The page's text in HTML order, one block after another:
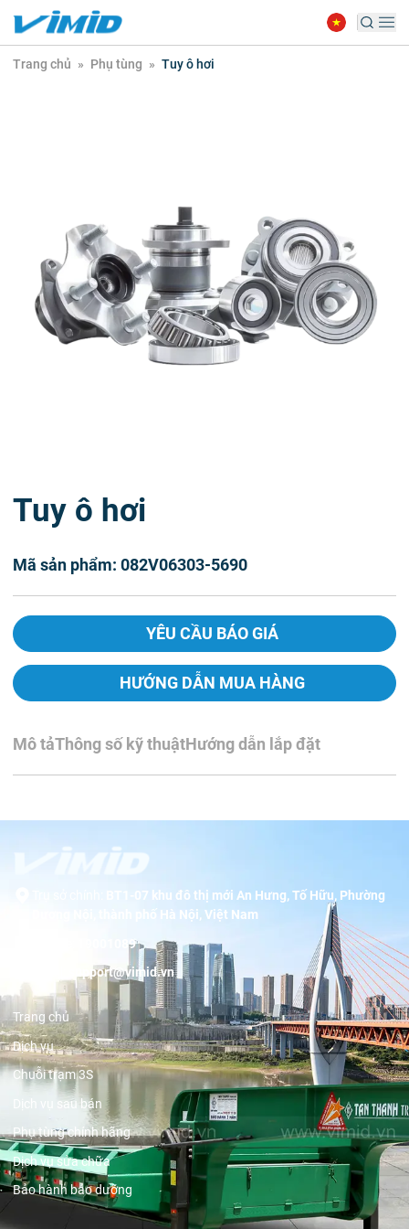
Trang chủ » Phụ tùng » Tuy ô hơi
Tuy ô hơi
Mã sản phẩm: 082V06303-5690
YÊU CẦU BÁO GIÁ
HƯỚNG DẪN MUA HÀNG
Mô tảThông số kỹ thuậtHướng dẫn lắp đặt
BT1-07 khu đô thị mới An Hưng, Tố Hữu, Phường
Dương Nội, thành phố Hà Nội, Việt Nam
19001089
support@vimid.vn
Trang chủ
Dịch vụ
Chuỗi trạm 3S
Dịch vụ sau bán
Phụ tùng chính hãng
Dịch vụ sửa chữa
Bảo hành bảo dưỡng